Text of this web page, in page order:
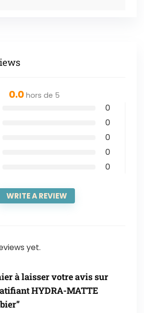
0.0 hors de 5
0
0
0
0
0
WRITE A REVIEW
yet.
à laisser votre avis sur
HYDRA-MATTE